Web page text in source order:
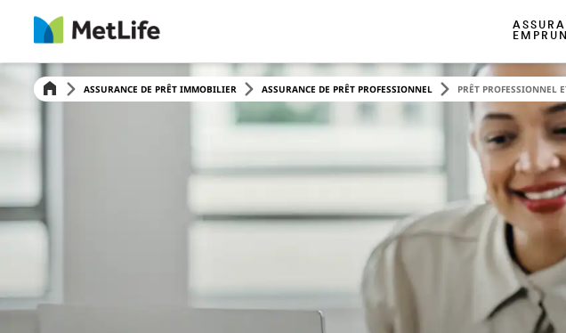
ASSURANCE DE PRÊT IMMOBILIER ASSURANCE DE PRÊT PROFESSIONNEL PRÊT PROFESSIONNEL